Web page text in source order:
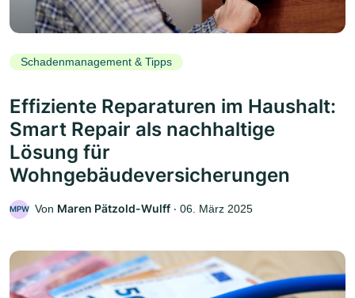
Schadenmanagement & Tipps
Effiziente Reparaturen im Haushalt:
Smart Repair als nachhaltige
Lösung für
Wohngebäudeversicherungen
MPW Von Maren Pätzold-Wulff ‧ 06. März 2025